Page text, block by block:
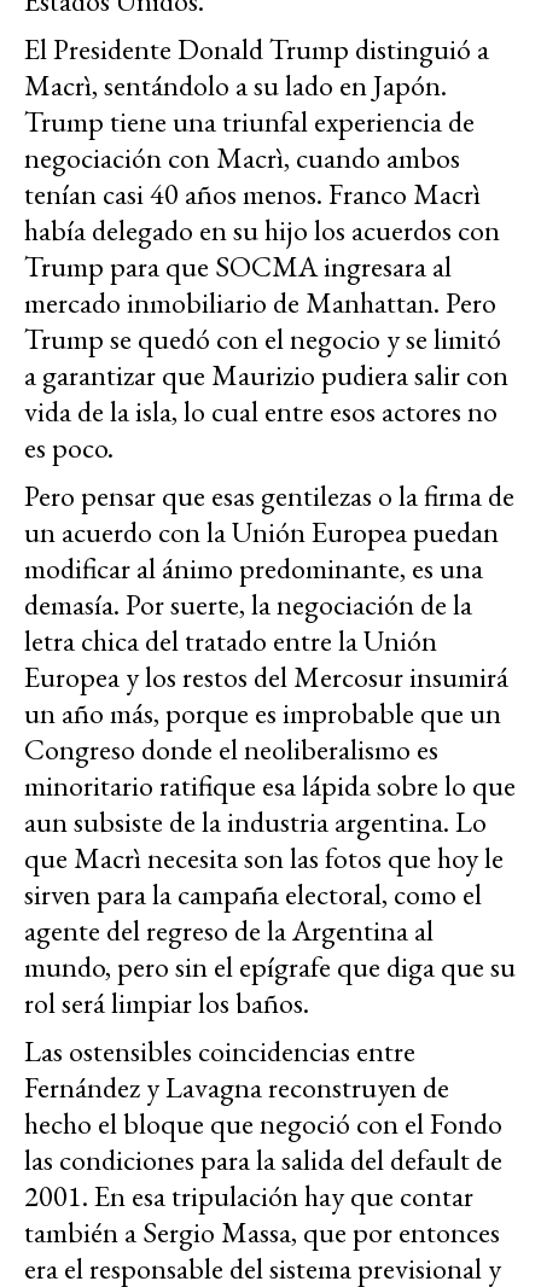
El Presidente Donald Trump distinguió a
Macrì, sentándolo a su lado en Japón.
Trump tiene una triunfal experiencia de
negociación con Macrì, cuando ambos
tenían casi 40 años menos. Franco Macrì
había delegado en su hijo los acuerdos con
Trump para que SOCMA ingresara al
mercado inmobiliario de Manhattan. Pero
Trump se quedó con el negocio y se limitó
a garantizar que Maurizio pudiera salir con
vida de la isla, lo cual entre esos actores no
es poco.
Pero pensar que esas gentilezas o la firma de
un acuerdo con la Unión Europea puedan
modificar al ánimo predominante, es una
demasía. Por suerte, la negociación de la
letra chica del tratado entre la Unión
Europea y los restos del Mercosur insumirá
un año más, porque es improbable que un
Congreso donde el neoliberalismo es
minoritario ratifique esa lápida sobre lo que
aun subsiste de la industria argentina. Lo
que Macrì necesita son las fotos que hoy le
sirven para la campaña electoral, como el
agente del regreso de la Argentina al
mundo, pero sin el epígrafe que diga que su
rol será limpiar los baños.
Las ostensibles coincidencias entre
Fernández y Lavagna reconstruyen de
hecho el bloque que negoció con el Fondo
las condiciones para la salida del default de
2001. En esa tripulación hay que contar
también a Sergio Massa, que por entonces
era el responsable del sistema previsional y